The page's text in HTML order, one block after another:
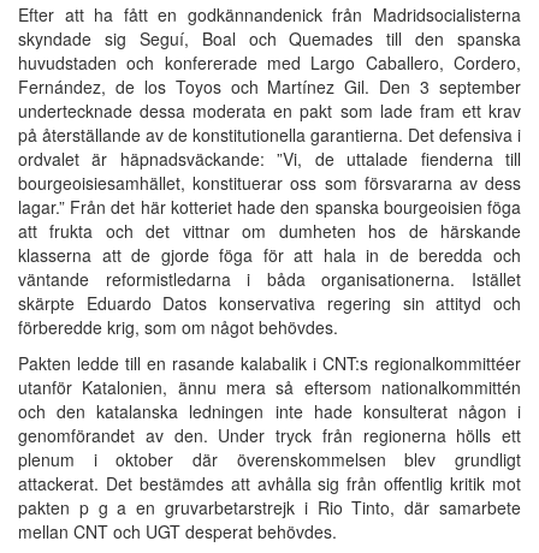
Efter att ha fått en godkännandenick från Madridsocialisterna
skyndade sig Seguí, Boal och Quemades till den spanska
huvudstaden och konfererade med Largo Caballero, Cordero,
Fernández, de los Toyos och Martínez Gil. Den 3 september
undertecknade dessa moderata en pakt som lade fram ett krav
på återställande av de konstitutionella garantierna. Det defensiva i
ordvalet är häpnadsväckande: ”Vi, de uttalade fienderna till
bourgeoisiesamhället, konstituerar oss som försvararna av dess
lagar.” Från det här kotteriet hade den spanska bourgeoisien föga
att frukta och det vittnar om dumheten hos de härskande
klasserna att de gjorde föga för att hala in de beredda och
väntande reformistledarna i båda organisationerna. Istället
skärpte Eduardo Datos konservativa regering sin attityd och
förberedde krig, som om något behövdes.
Pakten ledde till en rasande kalabalik i CNT:s regionalkommittéer
utanför Katalonien, ännu mera så eftersom nationalkommittén
och den katalanska ledningen inte hade konsulterat någon i
genomförandet av den. Under tryck från regionerna hölls ett
plenum i oktober där överenskommelsen blev grundligt
attackerat. Det bestämdes att avhålla sig från offentlig kritik mot
pakten p g a en gruvarbetarstrejk i Rio Tinto, där samarbete
mellan CNT och UGT desperat behövdes.